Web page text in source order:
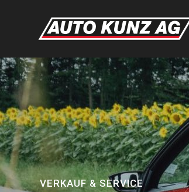
VERKAUF & SERVICE